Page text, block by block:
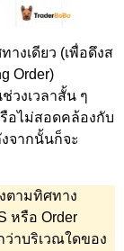
างเดียว (เพื่อดึงส
Order)
งเวลาสั้น ๆ
อไม่สอดคล้องกับ
จากนั้นก็จะ
ตามทิศทาง
หรือ Order
ว่าบริเวณใดของ